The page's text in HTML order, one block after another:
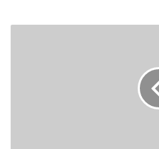
De todos modos, Mariano